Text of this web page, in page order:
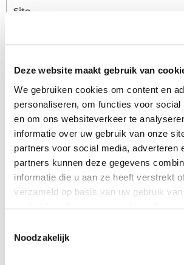
Deze website maakt gebruik van
We gebruiken cookies om content en
personaliseren, om functies voor social
en om ons websiteverkeer te
informatie over uw gebruik van onze
partners voor social media, adverteren
partners kunnen deze gegevens
informatie die u aan ze heeft verstrekt
verzameld op basis van uw gebruik
Noodzakelijk
Sito
Si prega di utilizzare questo
contattare il proprio
Nome *
Nome della società